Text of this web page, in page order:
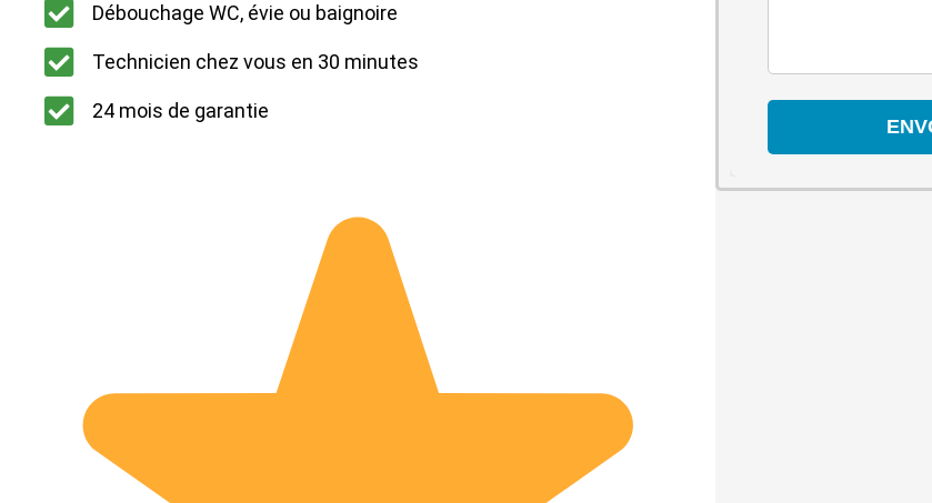
Débouchage WC, évie ou baignoire
Technicien chez vous en 30 minutes
24 mois de garantie